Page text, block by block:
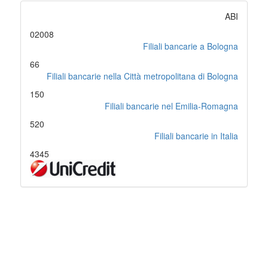
ABI
02008
Filiali bancarie a Bologna
66
Filiali bancarie nella Città metropolitana di Bologna
150
Filiali bancarie nel Emilia-Romagna
520
Filiali bancarie in Italia
4345